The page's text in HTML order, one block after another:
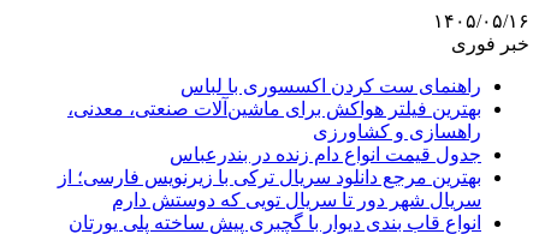
۱۴۰۵/۰۵/۱۶
خبر فوری
راهنمای ست کردن اکسسوری با لباس
بهترین فیلتر هواکش برای ماشین‌آلات صنعتی، معدنی،
راهسازی و کشاورزی
جدول قیمت انواع دام زنده در بندرعباس
بهترین مرجع دانلود سریال ترکی با زیرنویس فارسی؛ از
سریال شهر دور تا سریال تویی که دوستش دارم
انواع قاب بندی دیوار با گچبری پیش ساخته پلی یورتان